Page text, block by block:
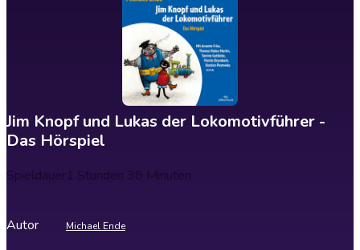
Jim Knopf und Lukas der Lokomotivführer -
Das Hörspiel
Spieldauer1 Stunden 38 Minuten
Autor Michael Ende